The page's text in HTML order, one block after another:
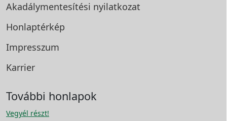
Akadálymentesítési nyilatkozat
Honlaptérkép
Impresszum
Karrier
További honlapok
Vegyél részt!